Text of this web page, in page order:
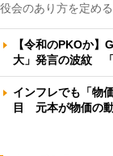
役会のあり方を定め
【令和のPKOか
大」発言の波紋
インフレでも「物
目 元本が物価の